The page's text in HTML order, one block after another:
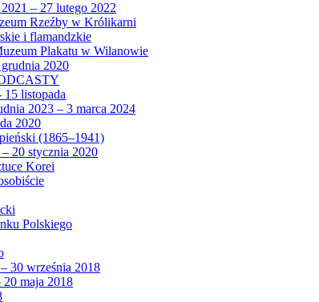
– 27 lutego 2022
Rzeźby w Królikarni
i flamandzkie
Plakatu w Wilanowie
2020
15 listopada
2023 – 3 marca 2024
2020
(1865–1941)
20 stycznia 2020
Korei
Polskiego
30 września 2018
20 maja 2018